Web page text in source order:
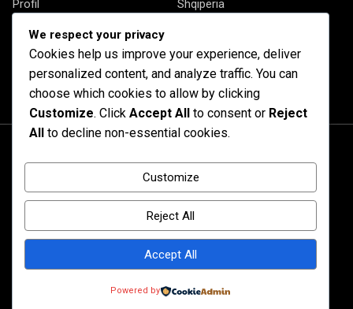
Profil
Shqipëria
Shqiptarët në biznes
Të tjera
We respect your privacy
Cookies help us improve your experience, deliver
personalized content, and analyze traffic. You can
choose which cookies to allow by clicking
Customize. Click Accept All to consent or Reject
All to decline non-essential cookies.
Customize
Reject All
Accept All
Powered by